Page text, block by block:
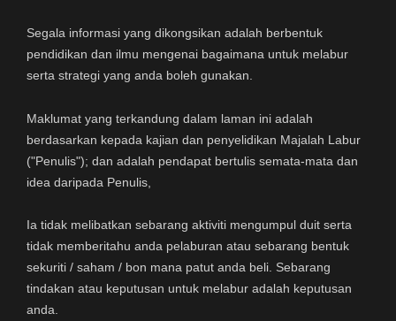
Segala informasi yang dikongsikan adalah berbentuk
pendidikan dan ilmu mengenai bagaimana untuk melabur
serta strategi yang anda boleh gunakan.
Maklumat yang terkandung dalam laman ini adalah
berdasarkan kepada kajian dan penyelidikan Majalah Labur
("Penulis"); dan adalah pendapat bertulis semata-mata dan
idea daripada Penulis,
Ia tidak melibatkan sebarang aktiviti mengumpul duit serta
tidak memberitahu anda pelaburan atau sebarang bentuk
sekuriti / saham / bon mana patut anda beli. Sebarang
tindakan atau keputusan untuk melabur adalah keputusan
anda.